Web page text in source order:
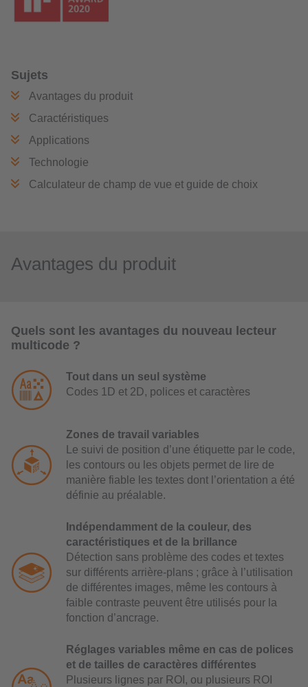
Sujets
Avantages du produit
Caractéristiques
Applications
Technologie
Calculateur de champ de vue et guide de choix
Avantages du produit
Quels sont les avantages du nouveau lecteur
multicode ?
Tout dans un seul système
Codes 1D et 2D, polices et caractères
Zones de travail variables
Le suivi de position d’une étiquette par le code,
les contours ou les objets permet de lire de
manière fiable les textes dont l’orientation a été
définie au préalable.
Indépendamment de la couleur, des
caractéristiques et de la brillance
Détection sans problème des codes et textes
sur différents arrière-plans ; grâce à l’utilisation
de différentes images, même les contours à
faible contraste peuvent être utilisés pour la
fonction d’ancrage.
Réglages variables même en cas de polices
et de tailles de caractères différentes
Plusieurs lignes par ROI, ou plusieurs ROI